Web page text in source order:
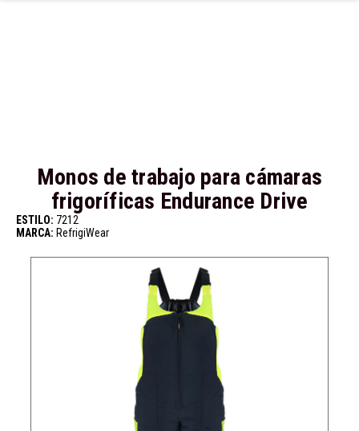
Monos de trabajo para cámaras
frigoríficas Endurance Drive
ESTILO: 7212
MARCA: RefrigiWear